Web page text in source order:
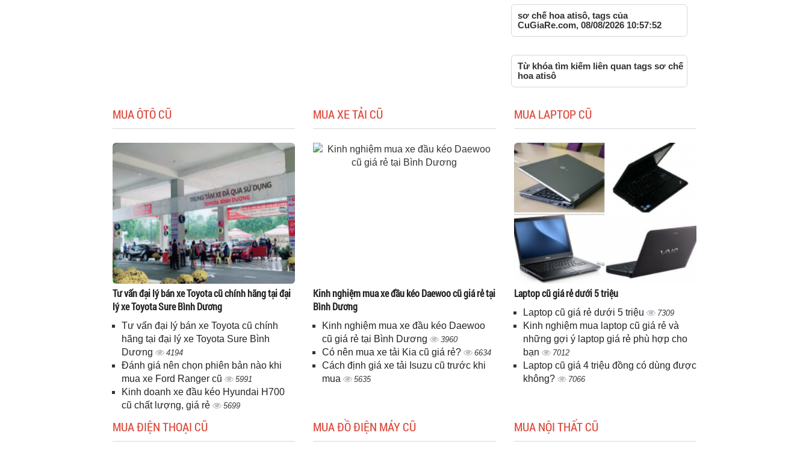
sơ chế hoa atisô, tags của
CuGiaRe.com, 08/08/2026 10:57:52
Từ khóa tìm kiếm liên quan tags sơ chế
hoa atisô
MUA ÔTÔ CŨ
Tư vấn đại lý bán xe Toyota cũ chính hãng tại đại
lý xe Toyota Sure Bình Dương
Tư vấn đại lý bán xe Toyota cũ chính
hãng tại đại lý xe Toyota Sure Bình
Dương
4194
Đánh giá nên chọn phiên bản nào khi
mua xe Ford Ranger cũ
5991
Kinh doanh xe đầu kéo Hyundai H700
cũ chất lượng, giá rẻ
5699
MUA XE TẢI CŨ
Kinh nghiệm mua xe đầu kéo Daewoo cũ giá rẻ tại
Bình Dương
Kinh nghiệm mua xe đầu kéo Daewoo
cũ giá rẻ tại Bình Dương
3960
Có nên mua xe tải Kia cũ giá rẻ? 6634
Cách định giá xe tải Isuzu cũ trước khi
mua
5635
MUA LAPTOP CŨ
Laptop cũ giá rẻ dưới 5 triệu
Laptop cũ giá rẻ dưới 5 triệu 7309
Kinh nghiệm mua laptop cũ giá rẻ và
những gợi ý laptop giá rẻ phù hợp cho
bạn
7012
Laptop cũ giá 4 triệu đồng có dùng được
không?
7066
MUA ĐIỆN THOẠI CŨ MUA ĐỒ ĐIỆN MÁY CŨ MUA NỘI THẤT CŨ